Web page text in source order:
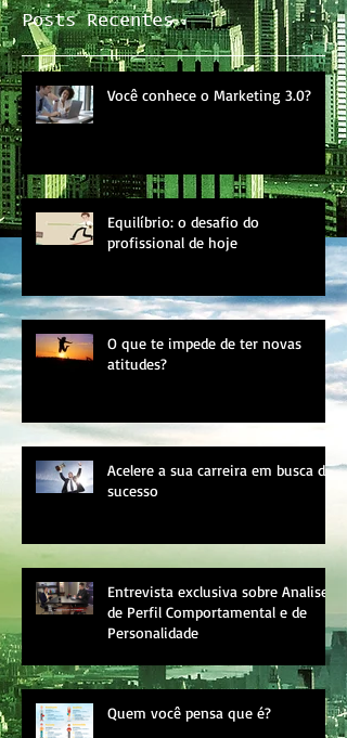
Posts Recentes
Você conhece o Marketing 3.0?
Equilíbrio: o desafio do
profissional de hoje
O que te impede de ter novas
atitudes?
Acelere a sua carreira em busca do
sucesso
Entrevista exclusiva sobre Analise
de Perfil Comportamental e de
Personalidade
Quem você pensa que é?